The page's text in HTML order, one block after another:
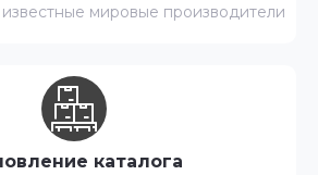
мировые производители
каталога